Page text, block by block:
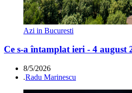
Azi in Bucuresti
Ce s-a întamplat ieri - 4 august
8/5/2026
.Radu Marinescu